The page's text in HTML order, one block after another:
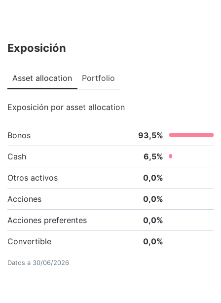
Exposición
Asset allocation Portfolio
Exposición por asset allocation
Bonos 93,5%
Cash 6,5%
Otros activos 0,0%
Acciones 0,0%
Acciones preferentes 0,0%
Convertible 0,0%
Datos a 30/06/2026